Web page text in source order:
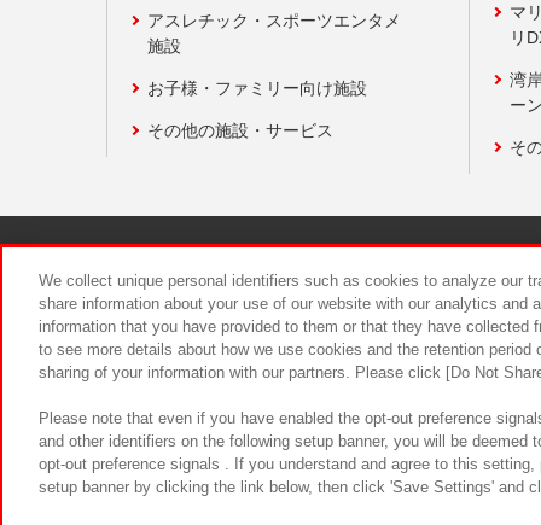
アスレチック・スポーツエンタメ
施設
お子様・ファミリー向け施設
その他の施設・サービス
マ
リ
湾
ー
そ
食品のご
We collect unique personal identifiers such as cookies to analyze our
share information about your use of our website with our analytics and
information that you have provided to them or that they have
to see more details about how we use cookies and the retention
sharing of your information with our partners. Please click [Do Not
Please note that even if you have enabled the opt-out preference
and other identifiers on the following setup banner, you will be
opt-out preference signals . If you understand and agree to this
setup banner by clicking the link below, then click 'Save Settings' and